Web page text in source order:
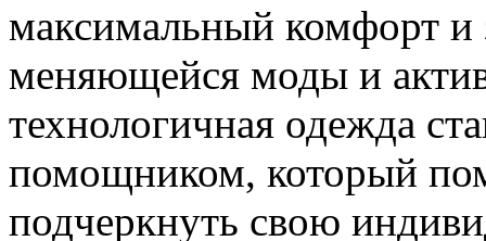
максимальный комфорт
меняющейся моды и
технологичная одежда
помощником, который
подчеркнуть свою